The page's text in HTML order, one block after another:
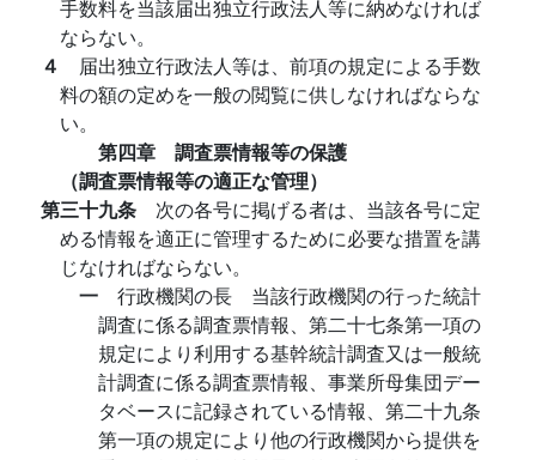
手数料を当該届出独立行政法人等に納めなければ
ならない。
４ 届出独立行政法人等は、前項の規定による手数
料の額の定めを一般の閲覧に供しなければならな
い。
第四章 調査票情報等の保護
（調査票情報等の適正な管理）
第三十九条 次の各号に掲げる者は、当該各号に定
める情報を適正に管理するために必要な措置を講
じなければならない。
一 行政機関の長 当該行政機関の行った統計
調査に係る調査票情報、第二十七条第一項の
規定により利用する基幹統計調査又は一般統
計調査に係る調査票情報、事業所母集団デー
タベースに記録されている情報、第二十九条
第一項の規定により他の行政機関から提供を